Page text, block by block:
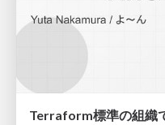
Terraform標準の組織